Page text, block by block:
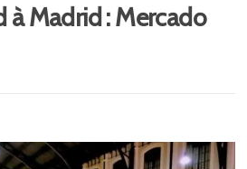
à Madrid : Mercado